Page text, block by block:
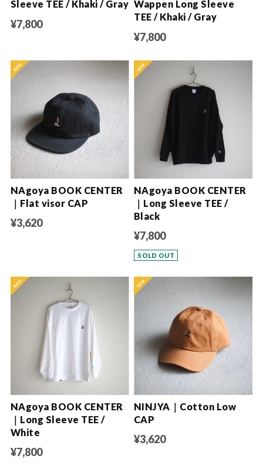
Sleeve TEE / Khaki / Gray
¥7,800
Wappen Long Sleeve
TEE / Khaki / Gray
¥7,800
NAgoya BOOK CENTER
｜Flat visor CAP
¥3,620
NAgoya BOOK CENTER
｜Long Sleeve TEE /
Black
¥7,800
SOLD OUT
NAgoya BOOK CENTER
｜Long Sleeve TEE /
White
¥7,800
NINJYA｜Cotton Low
CAP
¥3,620